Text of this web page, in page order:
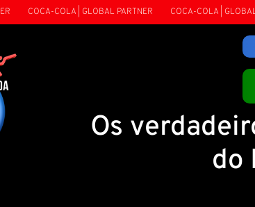
COCA-COLA | GLOBAL PARTNER COCA-COLA | GLOBAL
Os
do